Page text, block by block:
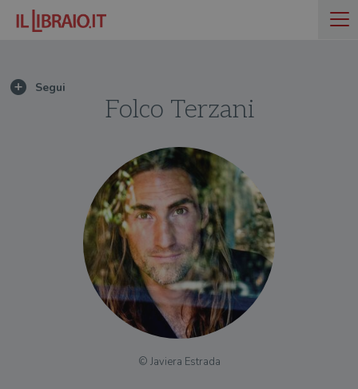
Folco Terzani
© Javiera Estrada